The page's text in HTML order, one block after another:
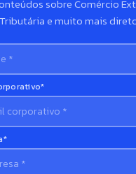
sobre Comércio
e muito mais